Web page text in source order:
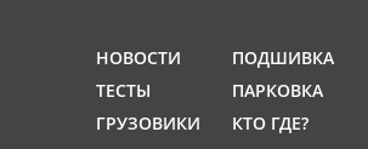
НОВОСТИ
ТЕСТЫ
ГРУЗОВИКИ
ПОДШИВКА
ПАРКОВКА
КТО ГДЕ?